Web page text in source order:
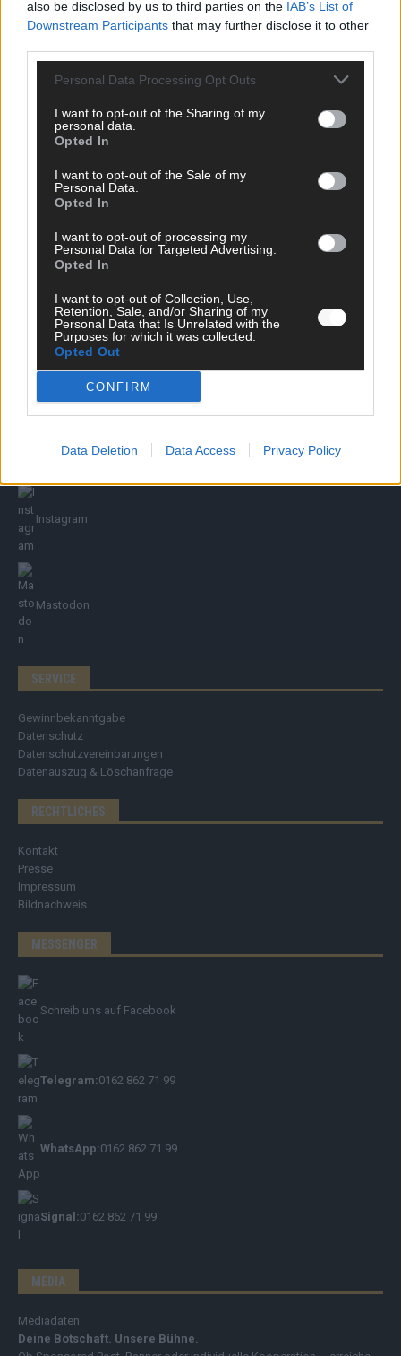
also be disclosed by us to third parties on the IAB’s List of
Downstream Participants that may further disclose it to other
Personal Data Processing Opt Outs
I want to opt-out of the Sharing of my
personal data.
Opted In
I want to opt-out of the Sale of my
Personal Data.
Opted In
I want to opt-out of processing my
Personal Data for Targeted Advertising.
Opted In
I want to opt-out of Collection, Use,
Retention, Sale, and/or Sharing of my
Personal Data that Is Unrelated with the
Purposes for which it was collected.
Opted Out
CONFIRM
Data Deletion Data Access Privacy Policy
ÜBER UNS
Ehtikrichtlinie & Faktencheck
Redaktion und Verwaltung
YOUTUBE
FOLGE UNS
Facebook
Bluesky
Instagram
Mastodon
SERVICE
Gewinnbekanntgabe
Datenschutz
Datenschutzvereinbarungen
Datenauszug & Löschanfrage
RECHTLICHES
Kontakt
Presse
Impressum
Bildnachweis
MESSENGER
Schreib uns auf Facebook
Telegram:0162 862 71 99
WhatsApp:0162 862 71 99
Signal:0162 862 71 99
MEDIA
Mediadaten
Deine Botschaft. Unsere Bühne.